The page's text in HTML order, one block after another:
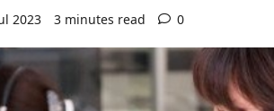
2023 3 minutes read 0